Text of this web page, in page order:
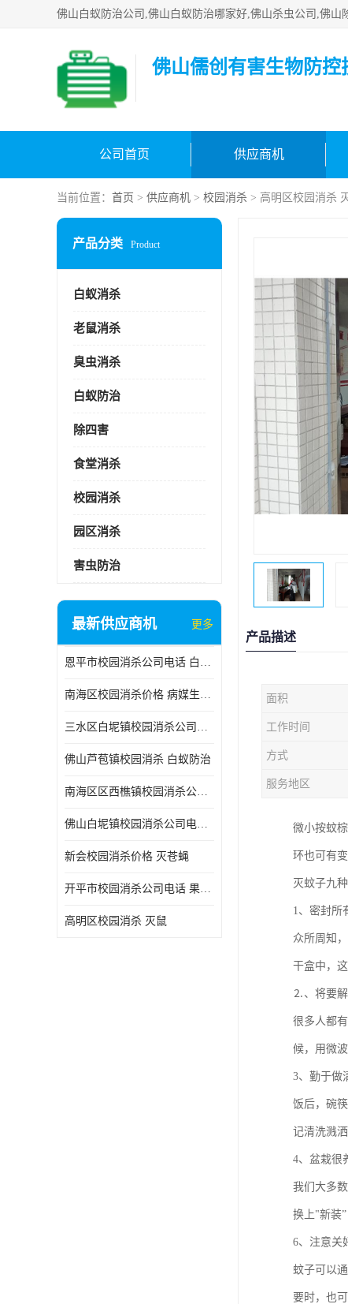
佛山儒创有害生物防控
公司首页 供应商机
当前位置： 首页 > 供应商机 > 校园消杀 > 高明区校园消杀
产品分类 Product
白蚁消杀
老鼠消杀
臭虫消杀
白蚁防治
除四害
食堂消杀
校园消杀
园区消杀
害虫防治
最新供应商机 更多
恩平市校园消杀公司电话 白蚁工程
南海区校园消杀价格 病媒生物防治
三水区白坭镇校园消杀公司电话 消杀记录表
佛山芦苞镇校园消杀 白蚁防治
南海区区西樵镇校园消杀公司 害虫防治
佛山白坭镇校园消杀公司电话 除四害
新会校园消杀价格 灭苍蝇
开平市校园消杀公司电话 果蝇防治
高明区校园消杀 灭鼠
产品描述
面积
工作时间
方式
服务地区
微小按蚊
环也可有
灭蚊子九
1、密封所
众所周知
干盒中，
⒉、将要
很多人都
候，用微
3、勤于做
饭后，碗
记清洗溅
4、盆栽很
我们大多
换上"新装
6、注意关
蚊子可以
要时，也